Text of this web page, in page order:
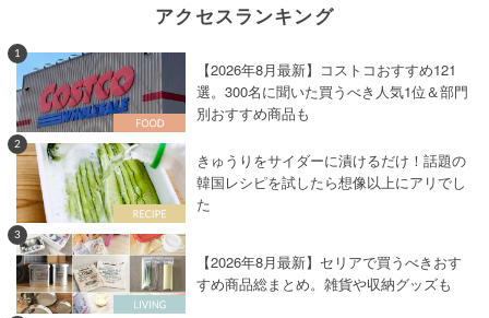
アクセスランキング
1
【2026年8月最新】コストコおすすめ121
選。300名に聞いた買うべき人気1位＆部門
別おすすめ商品も
2
きゅうりをサイダーに漬けるだけ！話題の
韓国レシピを試したら想像以上にアリでし
た
3
【2026年8月最新】セリアで買うべきおす
すめ商品総まとめ。雑貨や収納グッズも